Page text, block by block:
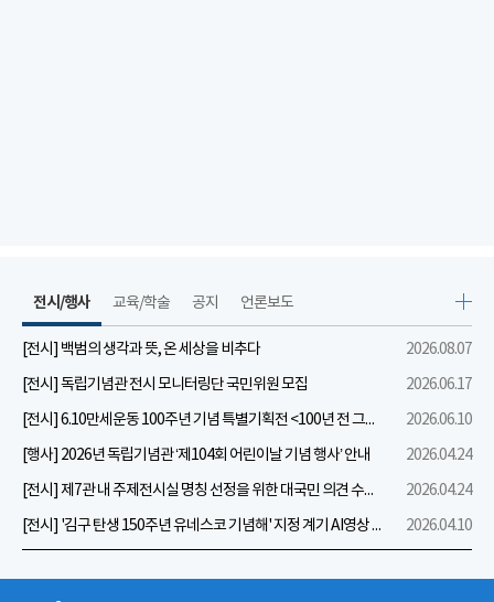
전시/행사
[전시] 백범의 생각과 뜻, 온 세상을 비추다
2026.08.07
[전시] 독립기념관 전시 모니터링단 국민위원 모집
2026.06.17
[전시] 6.10만세운동 100주년 기념 특별기획전 <100년 전 그날을 보다: 6.10만세운동>
2026.06.10
[행사] 2026년 독립기념관 ‘제104회 어린이날 기념 행사’ 안내
2026.04.24
[전시] 제7관 내 주제전시실 명칭 선정을 위한 대국민 의견 수렴 실시
2026.04.24
[전시] '김구 탄생 150주년 유네스코 기념해' 지정 계기 AI영상 국민공모 개최 안내
2026.04.10
교육/학술 공지 언론보도